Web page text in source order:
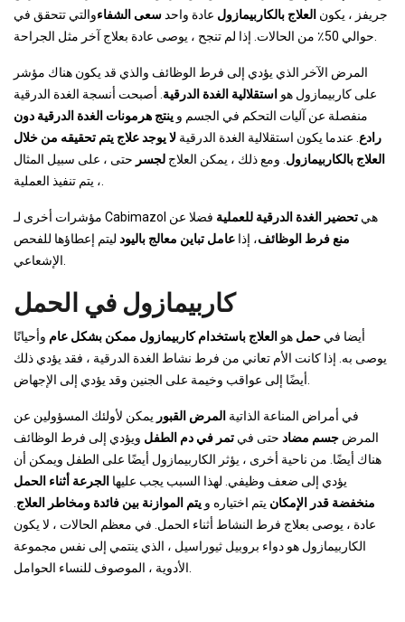
جريفز ، يكون العلاج بالكاربيمازول عادة واحد سعى الشفاءوالتي تتحقق في
المرض الآخر الذي يؤدي إلى فرط الوظائف والذي قد يكون هناك مؤشر
على كاربيمازول هو استقلالية الغدة الدرقية . أصبحت أنسجة الغدة الدرقية
منفصلة عن آليات التحكم في الجسم و ينتج هرمونات الغدة الدرقية دون
رادع . عندما يكون استقلالية الغدة الدرقية لا يوجد علاج يتم تحقيقه من خلال
العلاج بالكاربيمازول . ومع ذلك ، يمكن العلاج لجسر حتى ، على سبيل المثال
مؤشرات أخرى لـ Cabimazol هي تحضير الغدة الدرقية للعملية فضلا عن
منع فرط الوظائف، إذا عامل تباين معالج باليود ليتم إعطاؤها للفحص
كاربيمازول في الحمل
أيضا في حمل هو العلاج باستخدام كاربيمازول ممكن بشكل عام وأحيانًا
يوصى به. إذا كانت الأم تعاني من فرط نشاط الغدة الدرقية ، فقد يؤدي ذلك
في أمراض المناعة الذاتية المرض القبور يمكن لأولئك المسؤولين عن
المرض جسم مضاد حتى في تمر في دم الطفل ويؤدي إلى فرط الوظائف
هناك أيضًا. من ناحية أخرى ، يؤثر الكاربيمازول أيضًا على الطفل ويمكن أن
يؤدي إلى ضعف وظيفي. لهذا السبب يجب عليها الجرعة أثناء الحمل
منخفضة قدر الإمكان يتم اختياره و يتم الموازنة بين فائدة ومخاطر العلاج
عادة ، يوصى بعلاج فرط النشاط أثناء الحمل. في معظم الحالات ، لا يكون
الكاربيمازول هو دواء بروبيل ثيوراسيل ، الذي ينتمي إلى نفس مجموعة